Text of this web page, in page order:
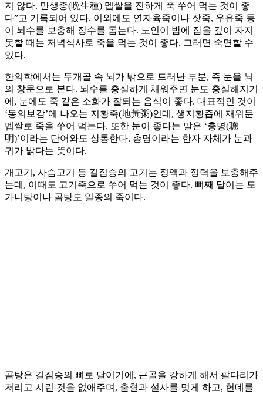
지 않다. 만생종(晩生種) 멥쌀을 진하게 푹 쑤어 먹는 것이 좋
다”고 기록되어 있다. 이외에도 연자육죽이나 잣죽, 우유죽 등
이 뇌수를 보충해 장수를 돕는다. 노인이 밤에 잠을 깊이 자지
못할 때는 저녁식사로 죽을 먹는 것이 좋다. 그러면 숙면할 수
있다.
한의학에서는 두개골 속 뇌가 밖으로 드러난 부분, 즉 눈을 뇌
의 창문으로 본다. 뇌수를 충실하게 채워주면 눈도 충실해지기
에, 눈에도 죽 같은 소화가 잘되는 음식이 좋다. 대표적인 것이
‘동의보감’에 나오는 지황죽(地黃粥)인데, 생지황즙에 재워둔
멥쌀로 죽을 쑤어 먹는다. 또한 눈이 좋다는 말은 ‘총명(聰
明)’이라는 단어와도 상통한다. 총명이라는 한자 자체가 눈과
귀가 밝다는 뜻이다.
개고기, 사슴고기 등 길짐승의 고기는 정액과 정력을 보충해주
는데, 이때도 고기죽으로 쑤어 먹는 것이 좋다. 뼈째 달이는 도
가니탕이나 곰탕도 일종의 죽이다.
곰탕은 길짐승의 뼈로 달이기에, 근골을 강하게 해서 팔다리가
저리고 시린 것을 없애주며, 출혈과 설사를 멎게 하고, 헌데를